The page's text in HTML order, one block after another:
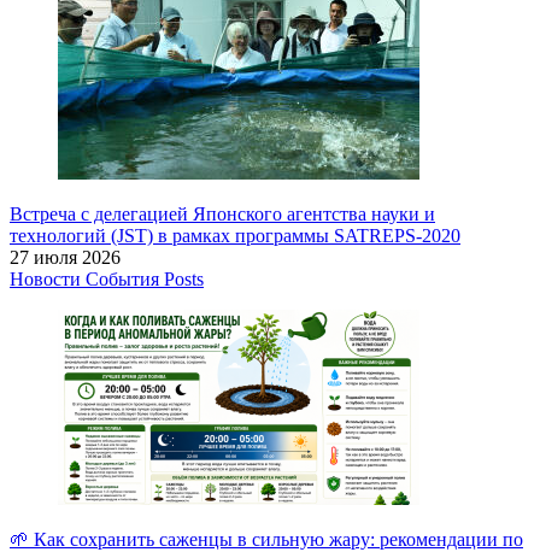
Встреча с делегацией Японского агентства науки и
технологий (JST) в рамках программы SATREPS-2020
27 июля 2026
Новости События Posts
🌱 Как сохранить саженцы в сильную жару: рекомендации по